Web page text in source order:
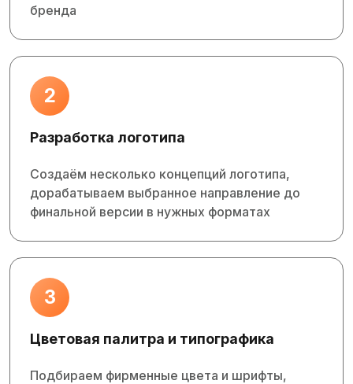
бренда
2
Разработка логотипа
Создаём несколько концепций логотипа,
дорабатываем выбранное направление до
финальной версии в нужных форматах
3
Цветовая палитра и типографика
Подбираем фирменные цвета и шрифты,